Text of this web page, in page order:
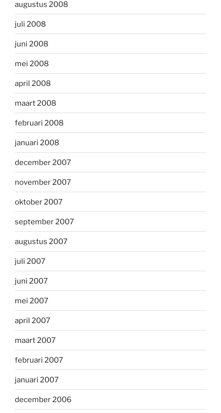
augustus 2008
juli 2008
juni 2008
mei 2008
april 2008
maart 2008
februari 2008
januari 2008
december 2007
november 2007
oktober 2007
september 2007
augustus 2007
juli 2007
juni 2007
mei 2007
april 2007
maart 2007
februari 2007
januari 2007
december 2006